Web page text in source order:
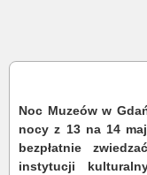
Noc Muzeów w
nocy z 13 na 14
bezpłatnie
instytucji